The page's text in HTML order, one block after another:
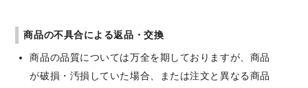
商品の不具合による返品・交換
商品の品質については万全を期しておりますが、商品
が破損・汚損していた場合、または注文と異なる商品